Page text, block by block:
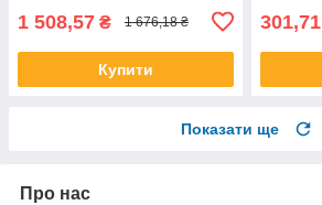
1 508,57 ₴ 1 676,18 ₴
Купити
301,71
Показати ще
Про нас